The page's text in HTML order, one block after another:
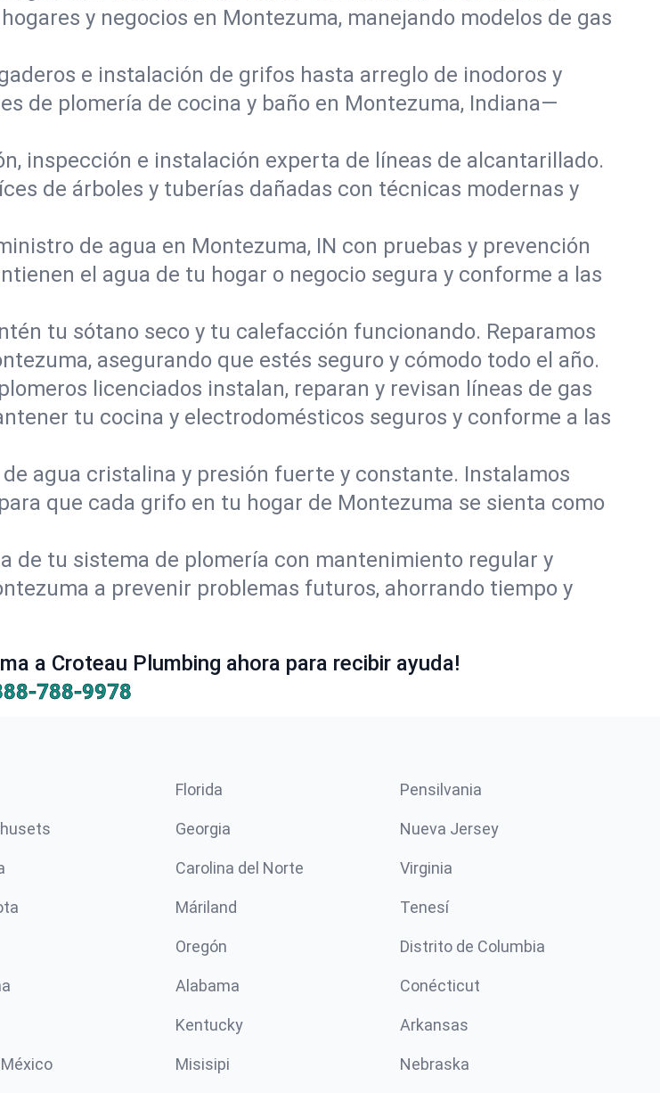
y negocios en Montezuma, manejando modelos de gas
e instalación de grifos hasta arreglo de inodoros y
de plomería de cocina y baño en Montezuma, Indiana—
inspección e instalación experta de líneas de alcantarillado.
de árboles y tuberías dañadas con técnicas modernas y
de agua en Montezuma, IN con pruebas y prevención
el agua de tu hogar o negocio segura y conforme a las
tu sótano seco y tu calefacción funcionando. Reparamos
asegurando que estés seguro y cómodo todo el año.
licenciados instalan, reparan y revisan líneas de gas
tu cocina y electrodomésticos seguros y conforme a las
agua cristalina y presión fuerte y constante. Instalamos
que cada grifo en tu hogar de Montezuma se sienta como
de tu sistema de plomería con mantenimiento regular y
a prevenir problemas futuros, ahorrando tiempo y
a Croteau Plumbing ahora para recibir ayuda!
788-9978
Florida Pensilvania
Georgia Nueva Jersey
Carolina del Norte Virginia
Máriland Tenesí
Oregón Distrito de Columbia
Alabama Conécticut
Kentucky Arkansas
Misisipi Nebraska